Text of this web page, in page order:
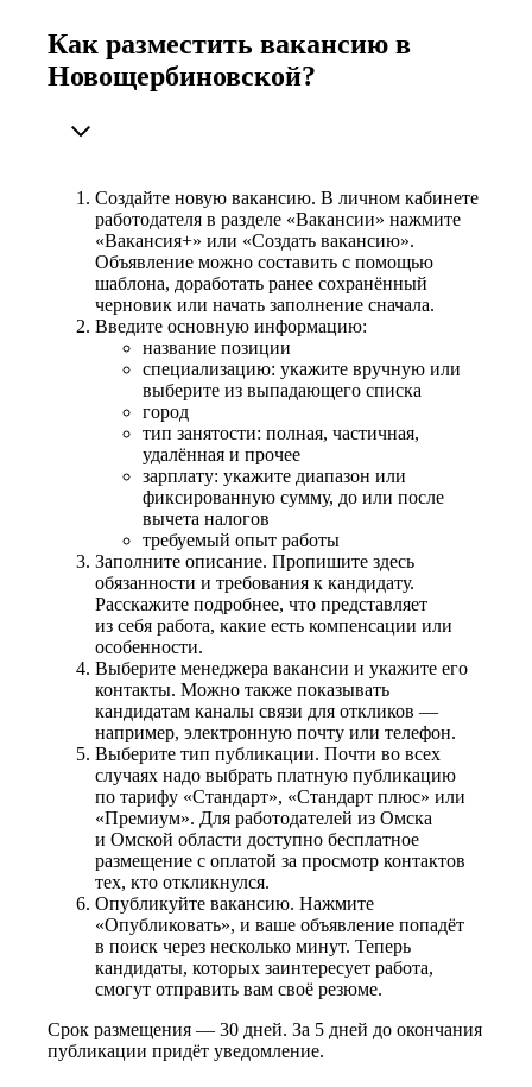
Как разместить вакансию в
Новощербиновской?
Создайте новую вакансию. В личном кабинете
работодателя в разделе «Вакансии» нажмите
«Вакансия+» или «Создать вакансию».
Объявление можно составить с помощью
шаблона, доработать ранее сохранённый
черновик или начать заполнение сначала.
Введите основную информацию:
название позиции
специализацию: укажите вручную или
выберите из выпадающего списка
город
тип занятости: полная, частичная,
удалённая и прочее
зарплату: укажите диапазон или
фиксированную сумму, до или после
вычета налогов
требуемый опыт работы
Заполните описание. Пропишите здесь
обязанности и требования к кандидату.
Расскажите подробнее, что представляет
из себя работа, какие есть компенсации или
особенности.
Выберите менеджера вакансии и укажите его
контакты. Можно также показывать
кандидатам каналы связи для откликов —
например, электронную почту или телефон.
Выберите тип публикации. Почти во всех
случаях надо выбрать платную публикацию
по тарифу «Стандарт», «Стандарт плюс» или
«Премиум». Для работодателей из Омска
и Омской области доступно бесплатное
размещение с оплатой за просмотр контактов
тех, кто откликнулся.
Опубликуйте вакансию. Нажмите
«Опубликовать», и ваше объявление попадёт
в поиск через несколько минут. Теперь
кандидаты, которых заинтересует работа,
смогут отправить вам своё резюме.
Срок размещения — 30 дней. За 5 дней до окончания
публикации придёт уведомление.